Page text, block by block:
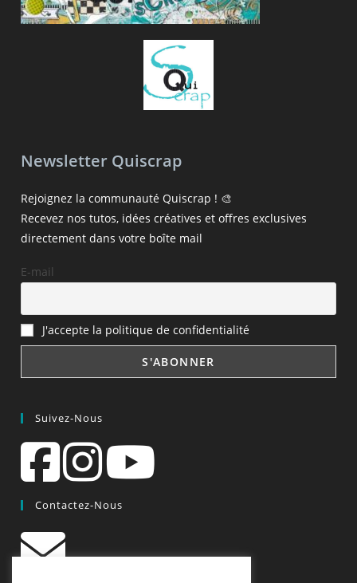
Newsletter Quiscrap
Rejoignez la communauté Quiscrap ! 🎨
Recevez nos tutos, idées créatives et offres exclusives
directement dans votre boîte mail
E-mail
J'accepte la politique de confidentialité
Suivez-Nous
Contactez-Nous
contact@quiscrap.fr